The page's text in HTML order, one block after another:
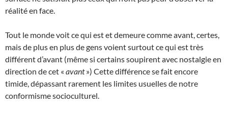
réalité en face.
Tout le monde voit ce qui est et demeure comme avant, certes,
mais de plus en plus de gens voient surtout ce qui est très
différent d’avant (même si certains soupirent avec nostalgie en
direction de cet « avant») Cette différence se fait encore
timide, dépassant rarement les limites usuelles de notre
conformisme socioculturel.